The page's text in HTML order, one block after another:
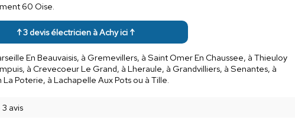
60 Oise.
↑ 3 devis électricien à Achy ici ↑
En Beauvaisis, à Gremevillers, à Saint Omer En Chaussee, à Thieuloy
à Crevecoeur Le Grand, à Lheraule, à Grandvilliers, à Senantes, à
Poterie, à Lachapelle Aux Pots ou à Tille.
3 avis